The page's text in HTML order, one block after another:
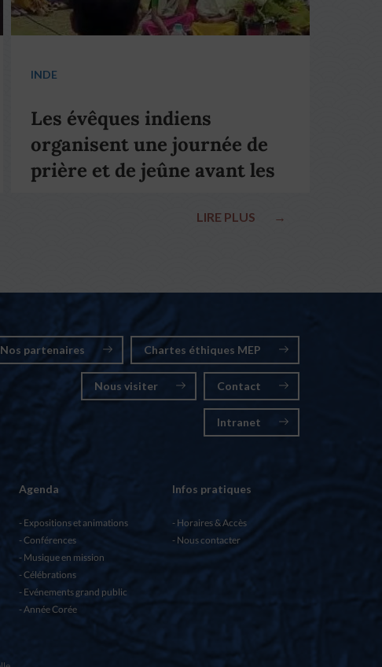
INDE
Les évêques indiens
organisent une journée de
prière et de jeûne avant les
LIRE PLUS →
Nos partenaires Chartes éthiques MEP
Nous visiter Contact
Intranet
Agenda
Expositions et animations
Conférences
Musique en mission
Célébrations
Evénements grand public
Année Corée
Infos pratiques
Horaires & Accès
Nous contacter